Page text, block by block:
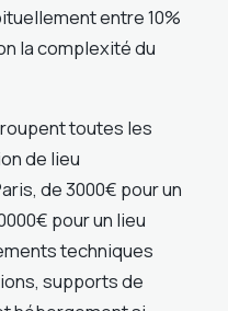
entre 10%
la complexité du
toutes les
de lieu
de 3000€ pour un
pour un lieu
techniques
supports de